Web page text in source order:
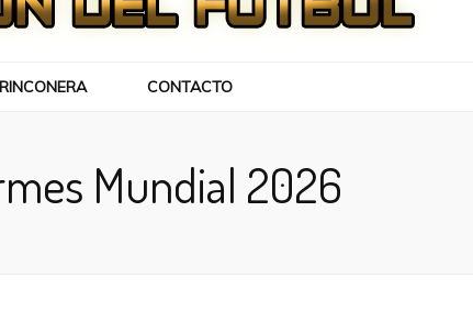
CONTACTO
Mundial 2026